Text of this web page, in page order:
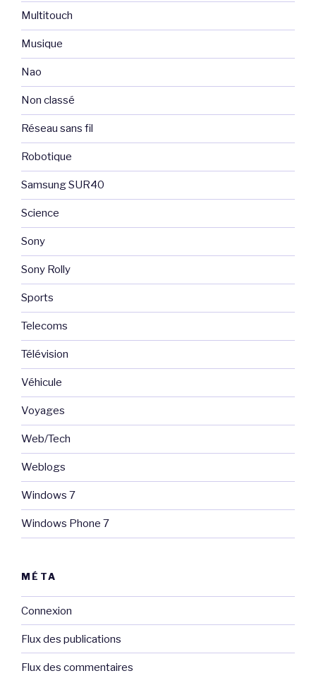
Multitouch
Musique
Nao
Non classé
Réseau sans fil
Robotique
Samsung SUR40
Science
Sony
Sony Rolly
Sports
Telecoms
Télévision
Véhicule
Voyages
Web/Tech
Weblogs
Windows 7
Windows Phone 7
MÉTA
Connexion
Flux des publications
Flux des commentaires